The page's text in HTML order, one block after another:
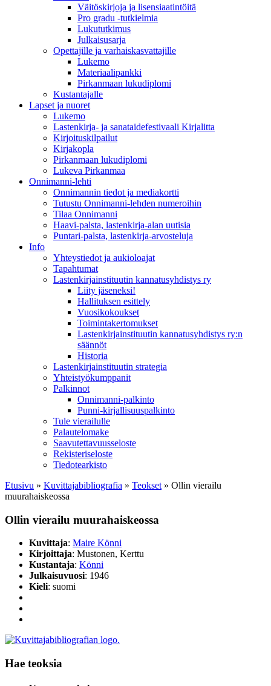
Väitöskirjoja ja lisensiaatintöitä
Pro gradu -tutkielmia
Lukututkimus
Julkaisusarja
Opettajille ja varhaiskasvattajille
Lukemo
Materiaalipankki
Pirkanmaan lukudiplomi
Kustantajalle
Lapset ja nuoret
Lukemo
Lastenkirja- ja sanataidefestivaali Kirjalitta
Kirjoituskilpailut
Kirjakopla
Pirkanmaan lukudiplomi
Lukeva Pirkanmaa
Onnimanni-lehti
Onnimannin tiedot ja mediakortti
Tutustu Onnimanni-lehden numeroihin
Tilaa Onnimanni
Haavi-palsta, lastenkirja-alan uutisia
Puntari-palsta, lastenkirja-arvosteluja
Info
Yhteystiedot ja aukioloajat
Tapahtumat
Lastenkirjainstituutin kannatusyhdistys ry
Liity jäseneksi!
Hallituksen esittely
Vuosikokoukset
Toimintakertomukset
Lastenkirjainstituutin kannatusyhdistys ry:n
säännöt
Historia
Lastenkirjainstituutin strategia
Yhteistyökumppanit
Palkinnot
Onnimanni-palkinto
Punni-kirjallisuuspalkinto
Tule vierailulle
Palautelomake
Saavutettavuusseloste
Rekisteriseloste
Tiedotearkisto
Etusivu » Kuvittaja­bibliografia » Teokset » Ollin vierailu
muurahaiskeossa
Ollin vierailu muurahaiskeossa
Kuvittaja: Maire Könni
Kirjoittaja: Mustonen, Kerttu
Kustantaja: Könni
Julkaisuvuosi: 1946
Kieli: suomi
Hae teoksia